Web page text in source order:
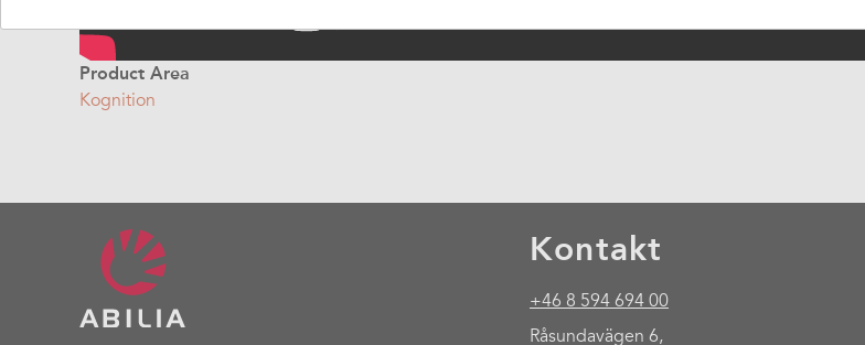
Product Area
Kognition
Kontakt
+46 8 594 694 00
Råsundavägen 6,